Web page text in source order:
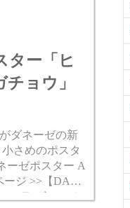
ター「ヒ
ョウ」
ダネーゼの新
さめのポスタ
ーゼポスター A
ジ >>【DANE
ラ ヴォルペ